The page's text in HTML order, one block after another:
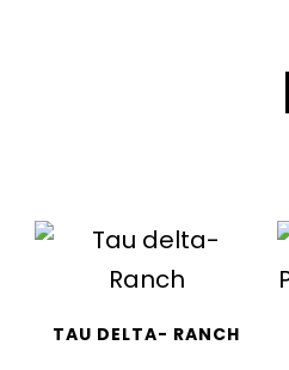
TAU DELTA- RANCH